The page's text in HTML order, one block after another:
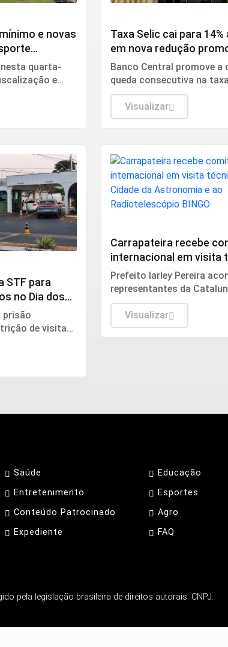
e novas
quarta-
e
Taxa Selic cai para 14%
em nova redução
pelo Copom
Banco Central promove a
queda consecutiva na
de juros da economia
Visualizar
STF para
no Dia dos
prisão
de visitas,
Supremo
Carrapateira recebe
internacional em visita
Cidade da Astronomia
Radiotelescópio BINGO
Prefeito Iarley Pereira
representantes da
secretário de Ciência e
da Paraíba durante agenda
integrada ao Simpósio
Visualizar
Saúde
Educação
Entretenimento
Esportes
Conteúdo Patrocinado
Agro
Expediente
FAQ
pela legislação brasileira de direitos autorais. CNPJ:
Ao continuar o acesso,